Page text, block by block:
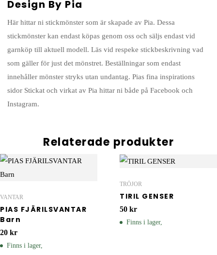
Design By Pia
Här hittar ni stickmönster som är skapade av Pia. Dessa
stickmönster kan endast köpas genom oss och säljs endast vid
garnköp till aktuell modell. Läs vid respeke stickbeskrivning vad
som gäller för just det mönstret. Beställningar som endast
innehåller mönster stryks utan undantag. Pias fina inspirations
sidor Stickat och virkat av Pia hittar ni både på Facebook och
Instagram.
Relaterade produkter
VANTAR
PIAS FJÄRILSVANTAR
Barn
20 kr
Finns i lager,
TRÖJOR
TIRIL GENSER
50 kr
Finns i lager,